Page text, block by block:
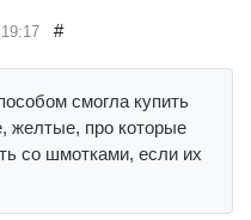
19:17 #
смогла купить
желтые, про которые
со шмотками, если их